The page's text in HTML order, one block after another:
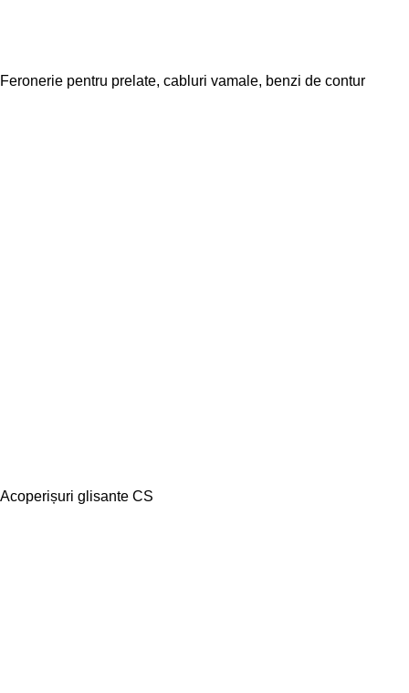
Feronerie pentru prelate, cabluri vamale, benzi de contur
Acoperișuri glisante CS